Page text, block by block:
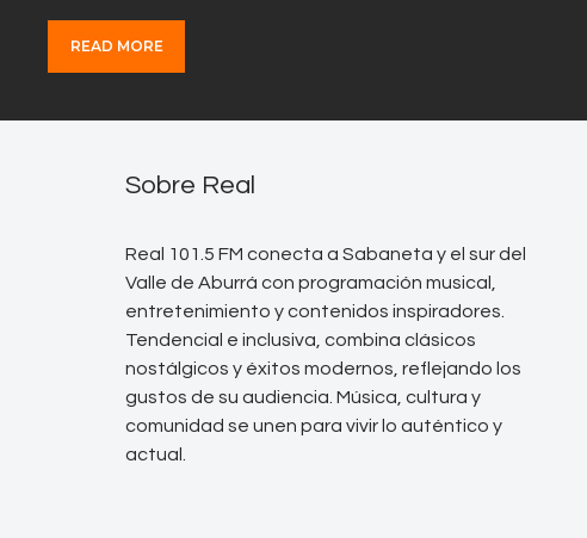
READ MORE
Sobre Real
Real 101.5 FM conecta a Sabaneta y el sur del
Valle de Aburrá con programación musical,
entretenimiento y contenidos inspiradores.
Tendencial e inclusiva, combina clásicos
nostálgicos y éxitos modernos, reflejando los
gustos de su audiencia. Música, cultura y
comunidad se unen para vivir lo auténtico y
actual.